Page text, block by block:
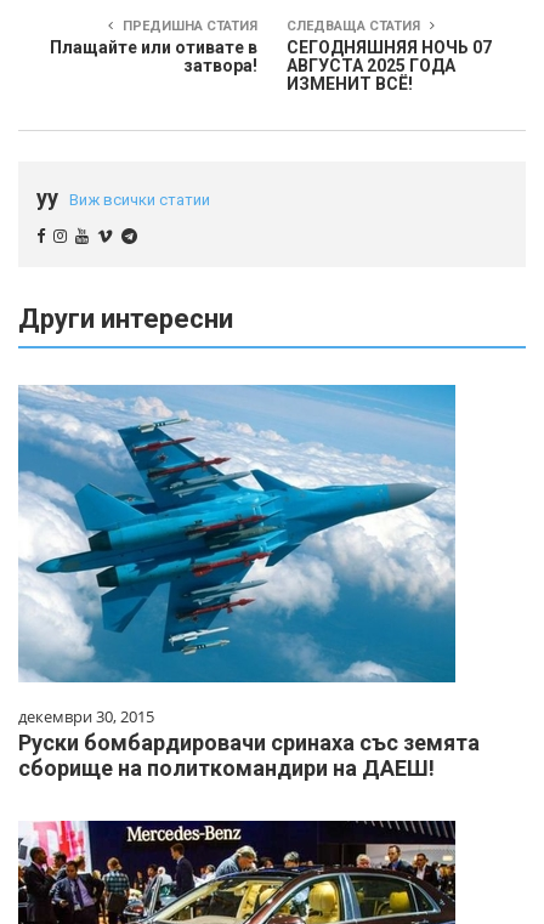
ПРЕДИШНА СТАТИЯ
Плащайте или отивате в
затвора!
СЛЕДВАЩА СТАТИЯ
СЕГОДНЯШНЯЯ НОЧЬ 07
АВГУСТА 2025 ГОДА
ИЗМЕНИТ ВСЁ!
yy Виж всички статии
Други интересни
декември 30, 2015
Руски бомбардировачи сринаха със земята
сборище на политкомандири на ДАЕШ!